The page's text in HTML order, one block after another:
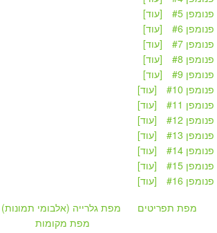
#5
[עוד]
#6
[עוד]
#7
[עוד]
#8
[עוד]
#9
[עוד]
#10
[עוד]
#11
[עוד]
#12
[עוד]
#13
[עוד]
#14
[עוד]
#15
[עוד]
#16
[עוד]
מפת תפריטים
מפת גלרייה (אלבומי תמונות)
מפת מקומות